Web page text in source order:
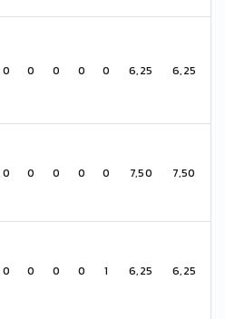
0 0 0 0 0 6,25 6,25
0 0 0 0 0 7,50 7,50
0 0 0 0 1 6,25 6,25